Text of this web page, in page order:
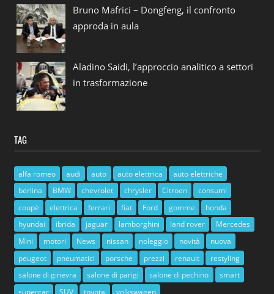
Bruno Mafrici – Dongfeng, il confronto
approda in aula
Aladino Saidi, l’approccio analitico a settori
in trasformazione
TAG
alfa romeo audi auto auto elettrica
auto elettriche
berlina
BMW chevrolet chrysler Citroen
consumi
coupè
elettrica ferrari fiat Ford gomme
honda
hyundai
ibrida jaguar lamborghini land rover
Mercedes
Mini
motori News nissan noleggio novità
nuova
peugeot
pneumatici porsche prezzi renault
restyling
salone di ginevra
salone di parigi salone di pechino
smart
supercar
SUV toyota volkswagen